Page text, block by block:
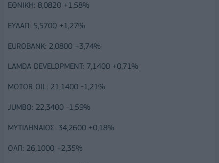
ΕΘΝΙΚΗ: 8,0820 +1,58%
ΕΥΔΑΠ: 5,5700 +1,27%
EUROBANK: 2,0800 +3,74%
LAMDA DEVELOPMENT: 7,1400 +0,71%
MOTOR OIL: 21,1400 -1,21%
JUMBO: 22,3400 -1,59%
ΜΥΤΙΛΗΝΑΙΟΣ: 34,2600 +0,18%
ΟΛΠ: 26,1000 +2,35%